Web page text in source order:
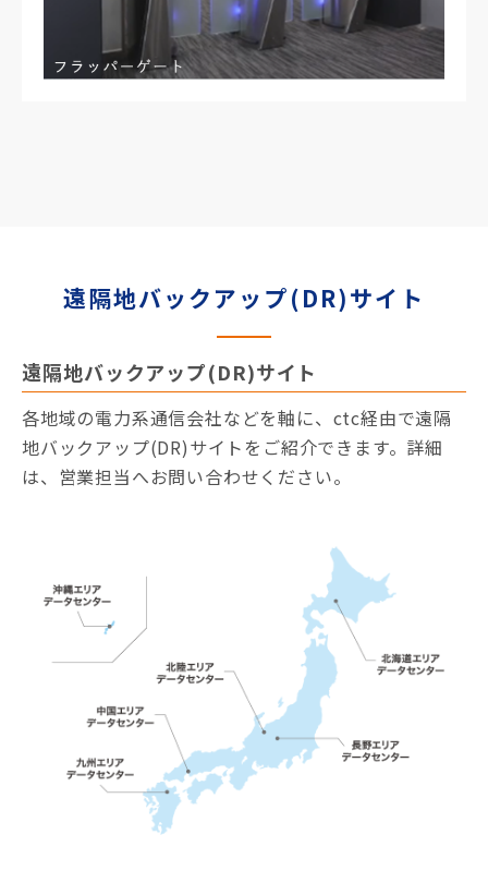
遠隔地バックアップ(DR)サイト
遠隔地バックアップ(DR)サイト
各地域の電力系通信会社などを軸に、ctc経由で遠隔
地バックアップ(DR)サイトをご紹介できます。詳細
は、営業担当へお問い合わせください。